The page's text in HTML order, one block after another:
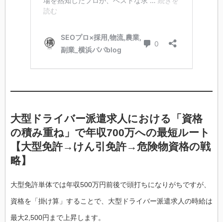
大型ドライバー派遣求人における「資格
の積み重ね」で年収700万への最短ルート
【大型免許→けん引免許→危険物資格の戦
略】
大型免許単体では年収500万円前後で頭打ちになりがちですが、
資格を「掛け算」することで、大型ドライバー派遣求人の時給は
最大2,500円まで上昇します。